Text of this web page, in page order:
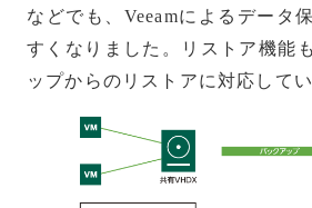
などでも、Veeamによるデータ
すくなりました。リストア機能
ップからのリストアに対応してい